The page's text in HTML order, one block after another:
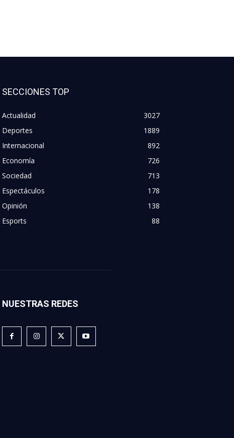
SECCIONES TOP
Actualidad
3027
Deportes
1889
Internacional
892
Economía
726
Sociedad
713
Espectáculos
178
Opinión
138
Esports
88
NUESTRAS REDES